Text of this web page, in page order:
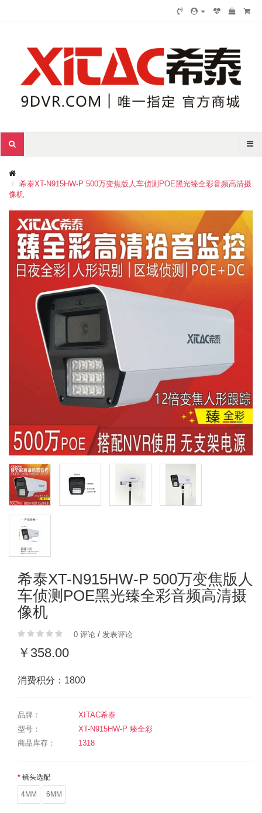
希泰XT-N915HW-P 500万变焦版人车侦测POE黑光臻全彩音频高清摄
像机
希泰XT-N915HW-P 500万变焦版人
车侦测POE黑光臻全彩音频高清摄
像机
0 评论 / 发表评论
￥358.00
消费积分：1800
品牌：
XITAC希泰
型号：
XT-N915HW-P 臻全彩
商品库存：
1318
镜头选配
4MM 6MM